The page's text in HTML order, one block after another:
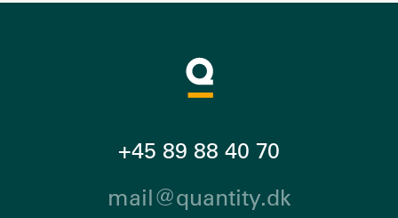
+45 89 88 40 70
mail@quantity.dk